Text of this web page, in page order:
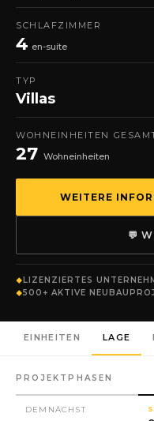
SCHLAFZIMMER
4 en-suite
TYP
Villas
WOHNEINHEITEN
27 Wohneinheiten
WEITERE
💬
LIZENZIERTES
500+ AKTIVE
EINHEITEN LAGE
PROJEKTPHASEN
DEMNÄCHST